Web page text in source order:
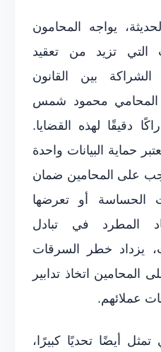
يواجه المحامون
التي تزيد من تعقيد
بين القانون
المحامي محمود شمس
إدراكًا دقيقًا لهذه القضايا.
حماية البيانات واحدة
على المحامين ضمان
الحساسة أو تعرضها
المطرد في تبادل
يزداد خطر السرقات
المحامين اتخاذ تدابير
عملائهم.
تمثل أيضًا تحديًا كبيرًا،